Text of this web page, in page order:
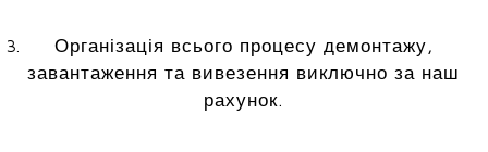
Організація всього процесу демонтажу,
завантаження та вивезення виключно за наш
рахунок.